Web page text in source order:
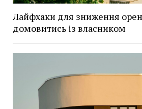
Лайфхаки для зниження
домовитись із власником